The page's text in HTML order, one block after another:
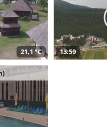
21,1 °C 13:59